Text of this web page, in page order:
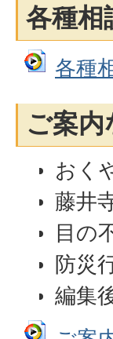
各種相
各種
ご案内
おく
藤井
目の
防災
編集